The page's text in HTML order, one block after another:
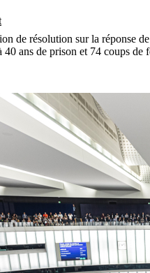
de résolution sur la réponse
ans de prison et 74 coups de